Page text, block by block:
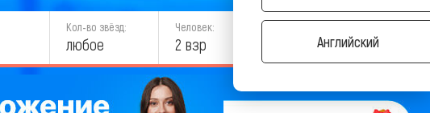
Английский
Кол-во звёзд:
любое
Человек:
2 взр НАЙТИ